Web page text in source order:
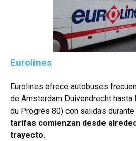
Eurolines
Eurolines ofrece autobuses
de Amsterdam Duivendrecht hasta
du Progrès 80) con salidas
tarifas comienzan desde
trayecto.